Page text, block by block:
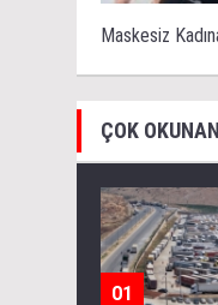
Maskesiz
ÇOK
01